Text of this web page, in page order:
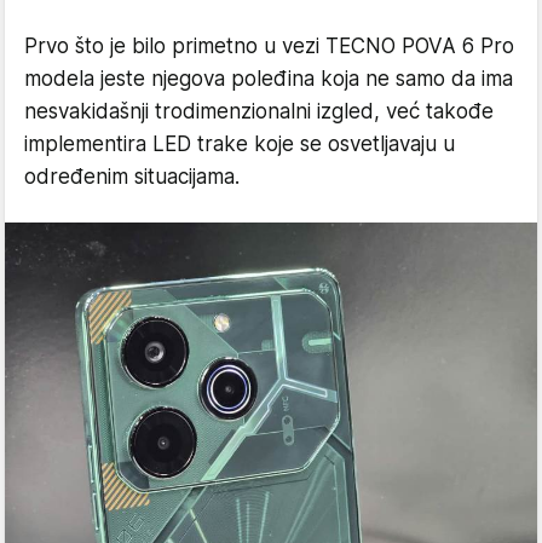
Prvo što je bilo primetno u vezi TECNO POVA 6 Pro
modela jeste njegova poleđina koja ne samo da ima
nesvakidašnji trodimenzionalni izgled, već takođe
implementira LED trake koje se osvetljavaju u
određenim situacijama.